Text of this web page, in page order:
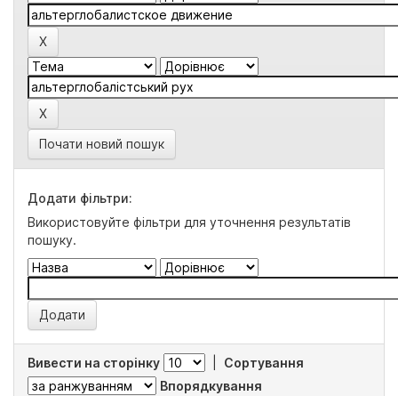
Почати новий пошук
Додати фільтри:
Використовуйте фільтри для уточнення результатів
пошуку.
Вивести на сторінку
Сортування
Впорядкування